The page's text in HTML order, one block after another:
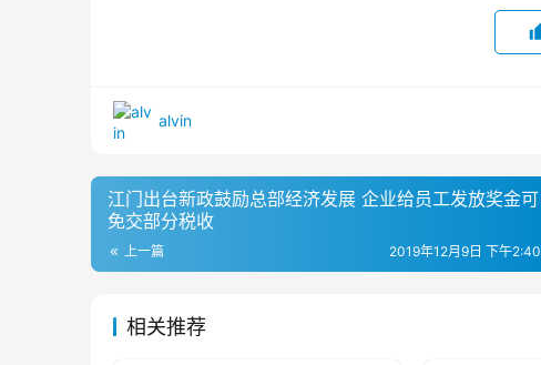
alvin
江门出台新政鼓励总部经济发展 企业给员工发放奖金可
免交部分税收
上一篇 2019年12月9日 下午2:40
相关推荐